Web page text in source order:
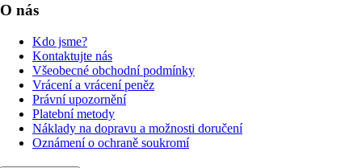
O nás
Kdo jsme?
Kontaktujte nás
Všeobecné obchodní podmínky
Vrácení a vrácení peněz
Právní upozornění
Platební metody
Náklady na dopravu a možnosti doručení
Oznámení o ochraně soukromí